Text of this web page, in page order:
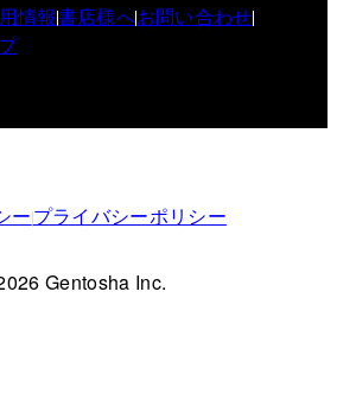
情報書店様へお問い合わせ
ープライバシーポリシー
Gentosha Inc.